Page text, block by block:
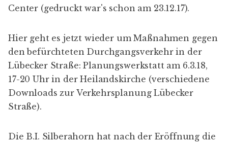
Center (gedruckt war's schon am 23.12.17).
Hier geht es jetzt wieder um Maßnahmen gegen
den befürchteten Durchgangsverkehr in der
Lübecker Straße: Planungswerkstatt am 6.3.18,
17-20 Uhr in der Heilandskirche (verschiedene
Downloads zur Verkehrsplanung Lübecker
Straße).
Die B.I. Silberahorn hat nach der Eröffnung die